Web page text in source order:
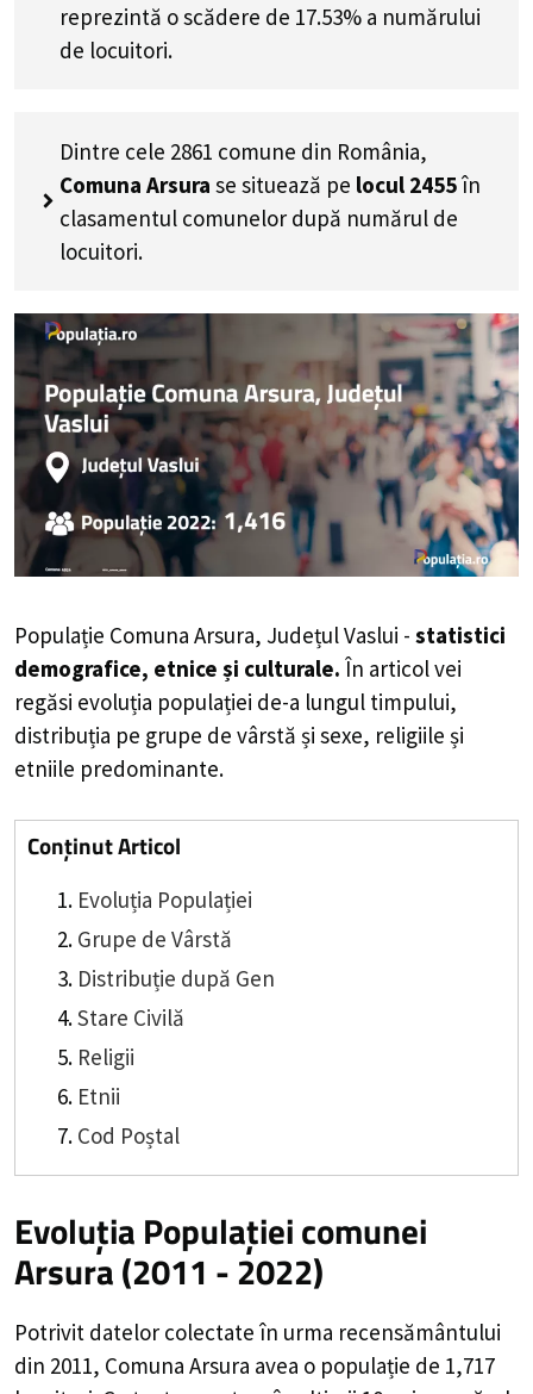
reprezintă o scădere de 17.53% a numărului
de locuitori.
Dintre cele 2861 comune din România,
Comuna Arsura se situează pe locul 2455în
clasamentul comunelor după numărul de
locuitori.
Populație Comuna Arsura, Județul Vaslui - statistici
demografice, etnice și culturale. În articol vei
regăsi evoluția populației de-a lungul timpului,
distribuția pe grupe de vârstă și sexe, religiile și
etniile predominante.
Conținut Articol
Evoluția Populației
Grupe de Vârstă
Distribuție după Gen
Stare Civilă
Religii
Etnii
Cod Poștal
Evoluția Populației comunei
Arsura (2011 - 2022)
Potrivit datelor colectate în urma recensământului
din 2011, Comuna Arsura avea o populație de 1,717